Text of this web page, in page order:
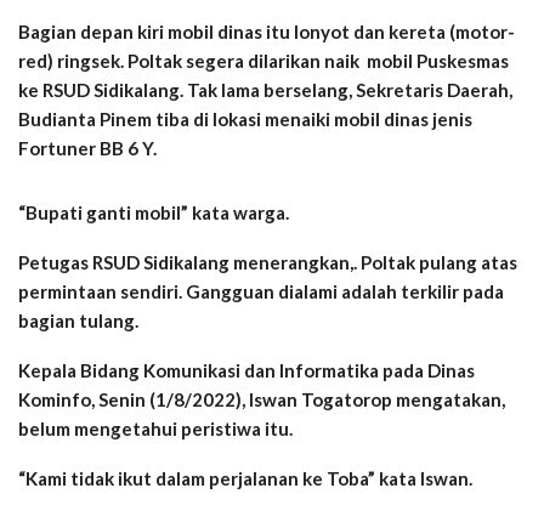
Bagian depan kiri mobil dinas itu lonyot dan kereta (motor-
red) ringsek. Poltak segera dilarikan naik mobil Puskesmas
ke RSUD Sidikalang. Tak lama berselang, Sekretaris Daerah,
Budianta Pinem tiba di lokasi menaiki mobil dinas jenis
Fortuner BB 6 Y.
“Bupati ganti mobil” kata warga.
Petugas RSUD Sidikalang menerangkan,. Poltak pulang atas
permintaan sendiri. Gangguan dialami adalah terkilir pada
bagian tulang.
Kepala Bidang Komunikasi dan Informatika pada Dinas
Kominfo, Senin (1/8/2022), Iswan Togatorop mengatakan,
belum mengetahui peristiwa itu.
“Kami tidak ikut dalam perjalanan ke Toba” kata Iswan.